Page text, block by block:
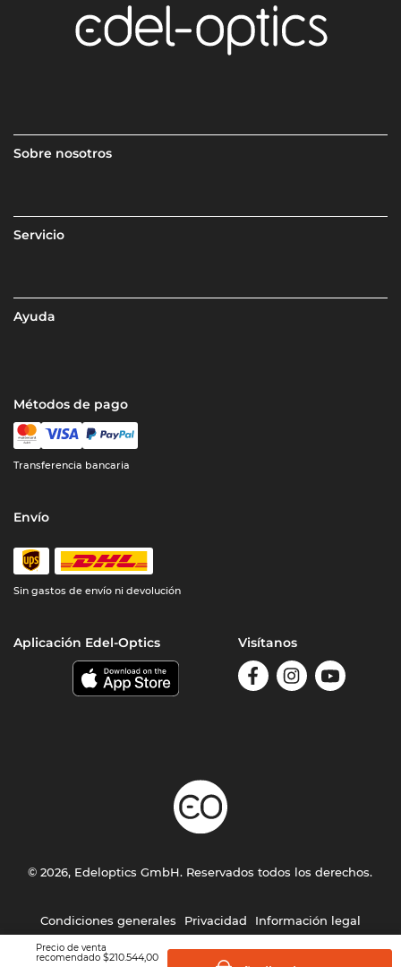
Precio de venta
recomendado $210.544,00
Sobre nosotros
Servicio
Ayuda
Métodos de pago
Transferencia bancaria
Envío
Sin gastos de envío ni devolución
Aplicación Edel-Optics Visítanos
Condiciones generales Privacidad Información legal
© 2026, Edeloptics GmbH. Reservados todos los derechos.